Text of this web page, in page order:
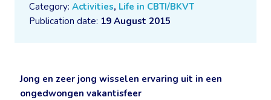
Category: Activities, Life in CBTI/BKVT
Publication date: 19 August 2015
Jong en zeer jong wisselen ervaring uit in een
ongedwongen vakantisfeer